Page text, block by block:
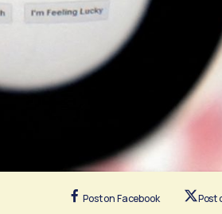
Post on Facebook Post